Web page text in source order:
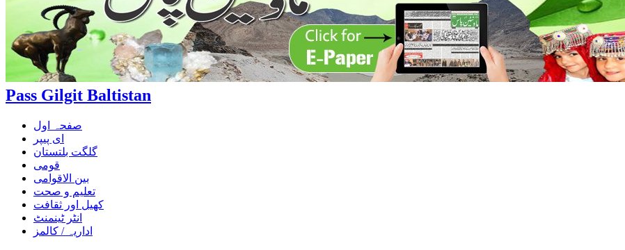
Pass Gilgit Baltistan
صفحہ اول
ای پیپر
گلگت بلتستان
قومی
بین الاقوامی
تعلیم و صحت
کھیل اور ثقافت
انٹر ٹینمنٹ
اداریہ / کالمز